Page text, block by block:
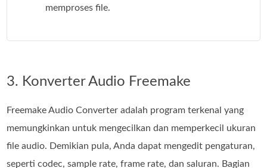
memproses file.
3. Konverter Audio Freemake
Freemake Audio Converter adalah program terkenal yang
memungkinkan untuk mengecilkan dan memperkecil ukuran
file audio. Demikian pula, Anda dapat mengedit pengaturan,
seperti codec, sample rate, frame rate, dan saluran. Bagian